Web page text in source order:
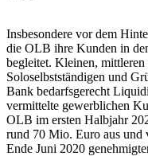
Insbesondere vor dem
die OLB ihre Kunden in
begleitet. Kleinen,
Soloselbstständigen und
Bank bedarfsgerecht
vermittelte gewerblichen
OLB im ersten Halbjahr
rund 70 Mio. Euro aus und
Ende Juni 2020